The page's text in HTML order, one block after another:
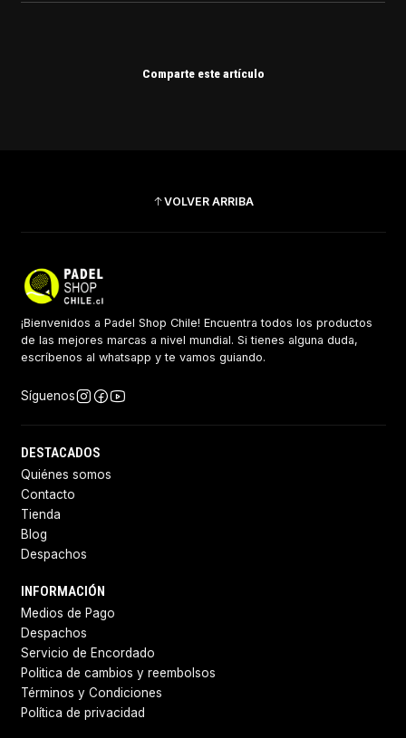
Comparte este artículo
VOLVER ARRIBA
¡Bienvenidos a Padel Shop Chile! Encuentra todos los productos
de las mejores marcas a nivel mundial. Si tienes alguna duda,
escríbenos al whatsapp y te vamos guiando.
Síguenos
DESTACADOS
Quiénes somos
Contacto
Tienda
Blog
Despachos
INFORMACIÓN
Medios de Pago
Despachos
Servicio de Encordado
Politica de cambios y reembolsos
Términos y Condiciones
Política de privacidad